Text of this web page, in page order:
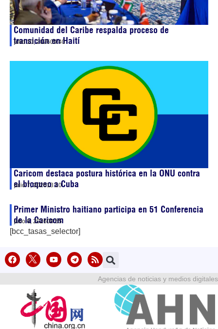
Comunidad del Caribe respalda proceso de
transición en Haití
julio 10, 202609:40
Caricom destaca postura histórica en la ONU contra
el bloqueo a Cuba
julio 7, 202613:10
Primer Ministro haitiano participa en 51 Conferencia
de la Caricom
julio 6, 202608:55
[bcc_tasas_selector]
Agencias de noticias y medios digitales